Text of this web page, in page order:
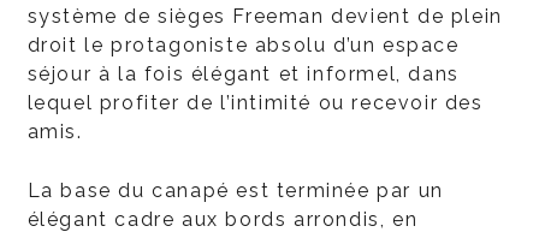
système de sièges Freeman devient de plein
droit le protagoniste absolu d’un espace
séjour à la fois élégant et informel, dans
lequel profiter de l’intimité ou recevoir des
amis.
La base du canapé est terminée par un
élégant cadre aux bords arrondis, en